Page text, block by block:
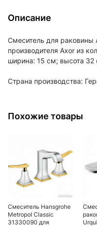
Описание
Смеситель для раковины
производителя Axor из
ширина: 15 см; высота
Страна производства:
Похожие товары
Смеситель Hansgrohe
Metropol Classic
31330090 для
раковины, хром/